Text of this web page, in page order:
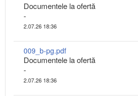
Documentele la ofertă
-
2.07.26 18:36
009_b-pg.pdf
Documentele la ofertă
-
2.07.26 18:36